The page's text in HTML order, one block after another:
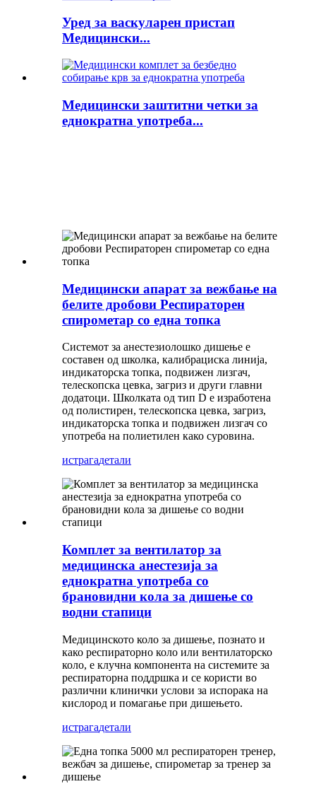
Уред за васкуларен пристап
Медицински...
Медицински заштитни четки за
еднократна употреба...
Медицински апарат за вежбање на
белите дробови Респираторен
спирометар со една топка
Системот за анестезиолошко дишење е
составен од школка, калибрациска линија,
индикаторска топка, подвижен лизгач,
телескопска цевка, загриз и други главни
додатоци. Школката од тип D е изработена
од полистирен, телескопска цевка, загриз,
индикаторска топка и подвижен лизгач со
употреба на полиетилен како суровина.
истрагадетали
Комплет за вентилатор за
медицинска анестезија за
еднократна употреба со
брановидни кола за дишење со
водни стапици
Медицинското коло за дишење, познато и
како респираторно коло или вентилаторско
коло, е клучна компонента на системите за
респираторна поддршка и се користи во
различни клинички услови за испорака на
кислород и помагање при дишењето.
истрагадетали